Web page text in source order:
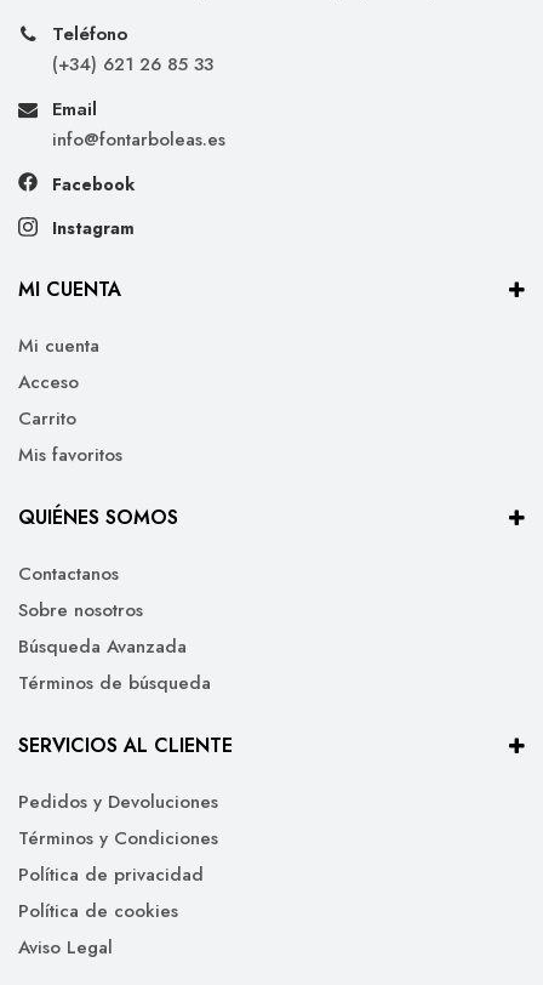
Teléfono
(+34) 621 26 85 33
Email
info@fontarboleas.es
Facebook
Instagram
MI CUENTA
Mi cuenta
Acceso
Carrito
Mis favoritos
QUIÉNES SOMOS
Contactanos
Sobre nosotros
Búsqueda Avanzada
Términos de búsqueda
SERVICIOS AL CLIENTE
Pedidos y Devoluciones
Términos y Condiciones
Política de privacidad
Política de cookies
Aviso Legal